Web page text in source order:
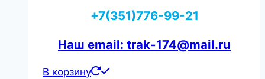
+7(351)776-99-21
Наш email: trak-174@mail.ru
В корзину